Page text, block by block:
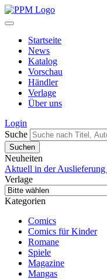
Startseite
News
Katalog
Vorschau
Händler
Verlage
Über uns
Login
Suche
Neuheiten
Aktuell in der Auslieferung
Verlage
Kategorien
Comics
Comics für Kinder
Romane
Spiele
Magazine
Mangas